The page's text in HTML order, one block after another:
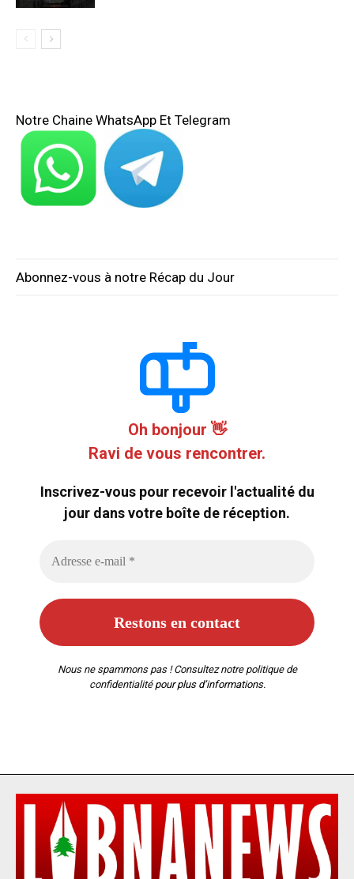
Notre Chaine WhatsApp Et Telegram
Abonnez-vous à notre Récap du Jour
Oh bonjour 👋
Ravi de vous rencontrer.
Inscrivez-vous pour recevoir l'actualité du
jour dans votre boîte de réception.
Nous ne spammons pas ! Consultez notre politique de
confidentialitépour plus d’informations.